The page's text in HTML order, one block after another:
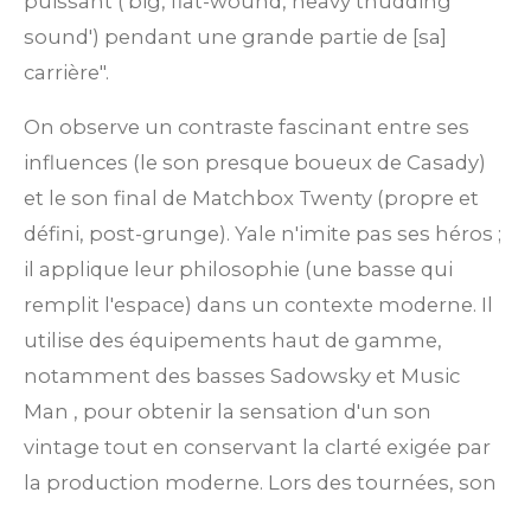
sound') pendant une grande partie de [sa]
carrière".
On observe un contraste fascinant entre ses
influences (le son presque boueux de Casady)
et le son final de Matchbox Twenty (propre et
défini, post-grunge). Yale n'imite pas ses héros ;
il applique leur philosophie (une basse qui
remplit l'espace) dans un contexte moderne. Il
utilise des équipements haut de gamme,
notamment des basses Sadowsky et Music
Man , pour obtenir la sensation d'un son
vintage tout en conservant la clarté exigée par
la production moderne. Lors des tournées, son